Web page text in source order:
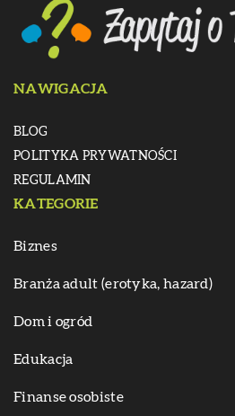
NAWIGACJA
BLOG
POLITYKA PRYWATNOŚCI
REGULAMIN
KATEGORIE
Biznes
Branża adult (erotyka, hazard)
Dom i ogród
Edukacja
Finanse osobiste